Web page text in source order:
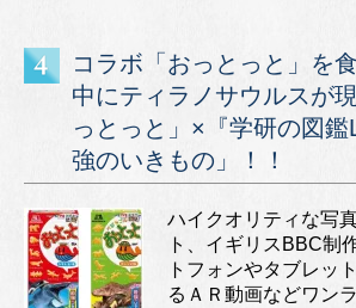
コラボ「おっとっと」を
中にティラノサウルスが
っとっと」×『学研の図
強のいきもの」！！
ハイクオリティな写
ト、イギリスBBC制
トフォンやタブレッ
るＡＲ動画などワン